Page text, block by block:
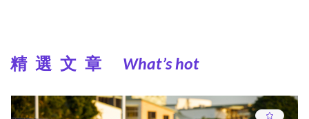
精選文章 What’s hot